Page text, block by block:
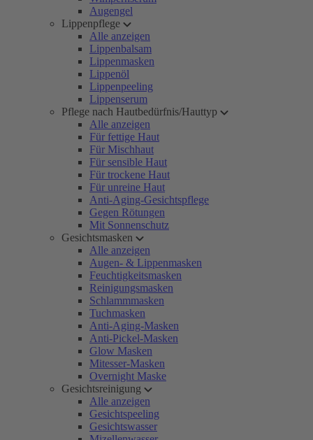
Augengel
Lippenpflege
Alle anzeigen
Lippenbalsam
Lippenmasken
Lippenöl
Lippenpeeling
Lippenserum
Pflege nach Hautbedürfnis/Hauttyp
Alle anzeigen
Für fettige Haut
Für Mischhaut
Für sensible Haut
Für trockene Haut
Für unreine Haut
Anti-Aging-Gesichtspflege
Gegen Rötungen
Mit Sonnenschutz
Gesichtsmasken
Alle anzeigen
Augen- & Lippenmasken
Feuchtigkeitsmasken
Reinigungsmasken
Schlammmasken
Tuchmasken
Anti-Aging-Masken
Anti-Pickel-Masken
Glow Masken
Mitesser-Masken
Overnight Maske
Gesichtsreinigung
Alle anzeigen
Gesichtspeeling
Gesichtswasser